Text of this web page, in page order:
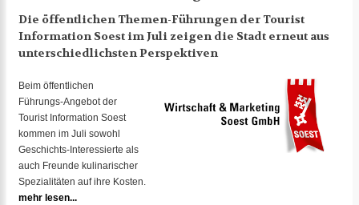
Die öffentlichen Themen-Führungen der Tourist
Information Soest im Juli zeigen die Stadt erneut aus
unterschiedlichsten Perspektiven
Beim öffentlichen
Führungs-Angebot der
Tourist Information Soest
kommen im Juli sowohl
Geschichts-Interessierte als
auch Freunde kulinarischer
Spezialitäten auf ihre Kosten.
mehr lesen...